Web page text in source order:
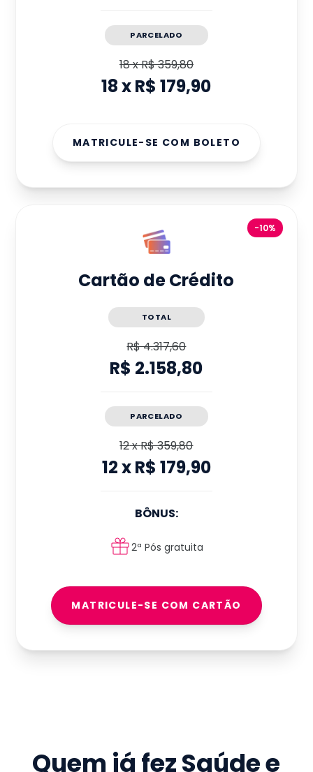
PARCELADO
18xR$ 359,80
18xR$ 179,90
MATRICULE-SE COM BOLETO
-10%
Cartão de Crédito
TOTAL
R$ 4.317,60
R$ 2.158,80
PARCELADO
12xR$ 359,80
12xR$ 179,90
BÔNUS:
2ª Pós gratuita
MATRICULE-SE COM CARTÃO
Quem já fezSaúde e